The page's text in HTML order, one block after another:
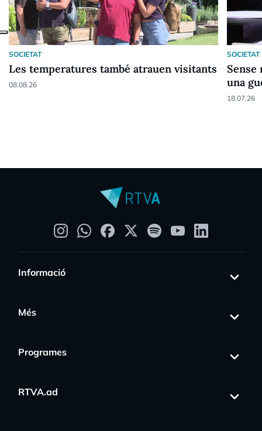
SOCIETAT
Les temperatures també atrauen visitants
08.08.26
SOCIETAT
una
18.07.26
Informació
Més
Programes
RTVA.ad